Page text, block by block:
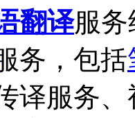
翻译服务
务，包括
译服务